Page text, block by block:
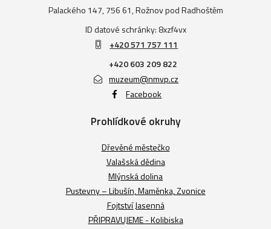
Palackého 147, 756 61, Rožnov pod Radhoštěm
ID datové schránky: 8xzf4vx
+420 571 757 111
+420 603 209 822
muzeum@nmvp.cz
Facebook
Prohlídkové okruhy
Dřevěné městečko
Valašská dědina
Mlýnská dolina
Pustevny – Libušín, Maměnka, Zvonice
Fojtství Jasenná
PŘIPRAVUJEME - Kolibiska